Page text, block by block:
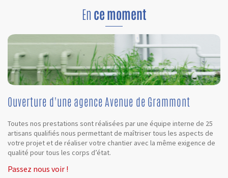
En ce moment
Ouverture d'une agence Avenue de Grammont
Toutes nos prestations sont réalisées par une équipe interne de 25
artisans qualifiés nous permettant de maîtriser tous les aspects de
votre projet et de réaliser votre chantier avec la même exigence de
qualité pour tous les corps d’état.
Passez nous voir !